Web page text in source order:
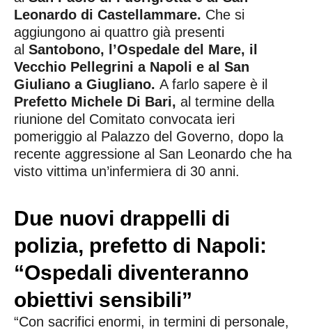
Leonardo di Castellammare. Che si
aggiungono ai quattro già presenti
al Santobono, l’Ospedale del Mare, il
Vecchio Pellegrini a Napoli e al San
Giuliano a Giugliano. A farlo sapere è il
Prefetto Michele Di Bari, al termine della
riunione del Comitato convocata ieri
pomeriggio al Palazzo del Governo, dopo la
recente aggressione al San Leonardo che ha
visto vittima un’infermiera di 30 anni.
Due nuovi drappelli di
polizia, prefetto di Napoli:
“Ospedali diventeranno
obiettivi sensibili”
“Con sacrifici enormi, in termini di personale,